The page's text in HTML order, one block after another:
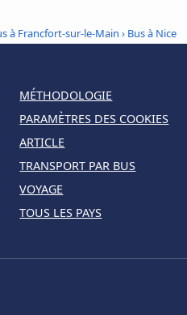
à Francfort-sur-le-Main › Bus à Nice
MÉTHODOLOGIE
PARAMÈTRES DES COOKIES
ARTICLE
TRANSPORT PAR BUS
VOYAGE
TOUS LES PAYS